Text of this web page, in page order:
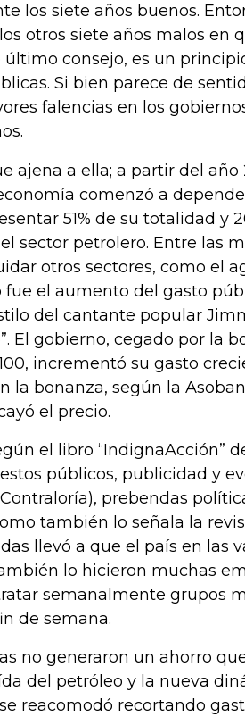
los siete años buenos.
otros siete años malos en
último consejo, es un
Si bien parece de
falencias en los
ajena a ella; a partir del año
comenzó a
51% de su totalidad y
sector petrolero. Entre las
otros sectores, como el
el aumento del gasto
del cantante popular
El gobierno, cegado por la
incrementó su gasto
la bonanza, según la
el precio.
el libro “IndignaAcción”
públicos, publicidad y
prebendas
también lo señala la
llevó a que el país en las
lo hicieron muchas
semanalmente grupos
de semana.
no generaron un ahorro
del petróleo y la nueva
reacomodó recortando